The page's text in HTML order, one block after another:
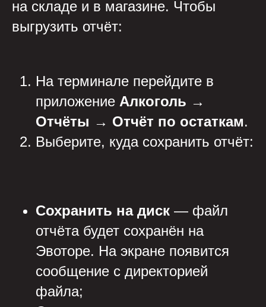
на складе и в магазине. Чтобы
выгрузить отчёт:
На терминале перейдите в
приложение Алкоголь →
Отчёты → Отчёт по остаткам.
Выберите, куда сохранить отчёт:
Сохранить на диск — файл
отчёта будет сохранён на
Эвоторе. На экране появится
сообщение с директорией
файла;